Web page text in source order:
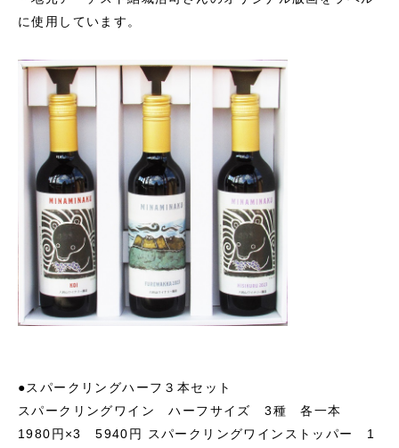
に使用しています。
●スパークリングハーフ３本セット
スパークリングワイン ハーフサイズ 3種 各一本
1980円×3 5940円
スパークリングワインストッパー 1